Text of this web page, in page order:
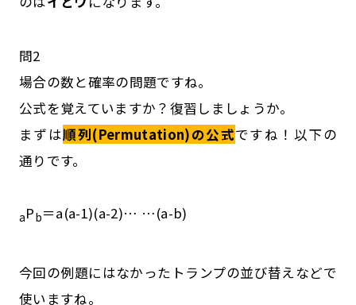
問2
場合の数と確率の問題ですね。
公式を覚えていますか？復習しましょうか。
まずは順列(Permutation)の公式ですね！以下の
通りです。
aPb＝a(a-1)(a-2)… …(a-b)
今回の例題にはなかったトランプの並び替えなどで
使いますね。